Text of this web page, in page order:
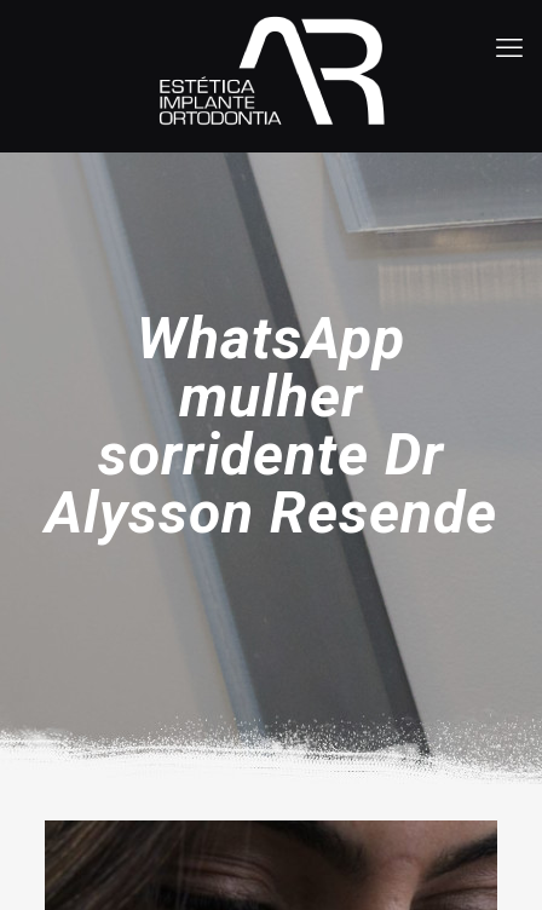
WhatsApp
mulher
sorridente Dr
Alysson Resende